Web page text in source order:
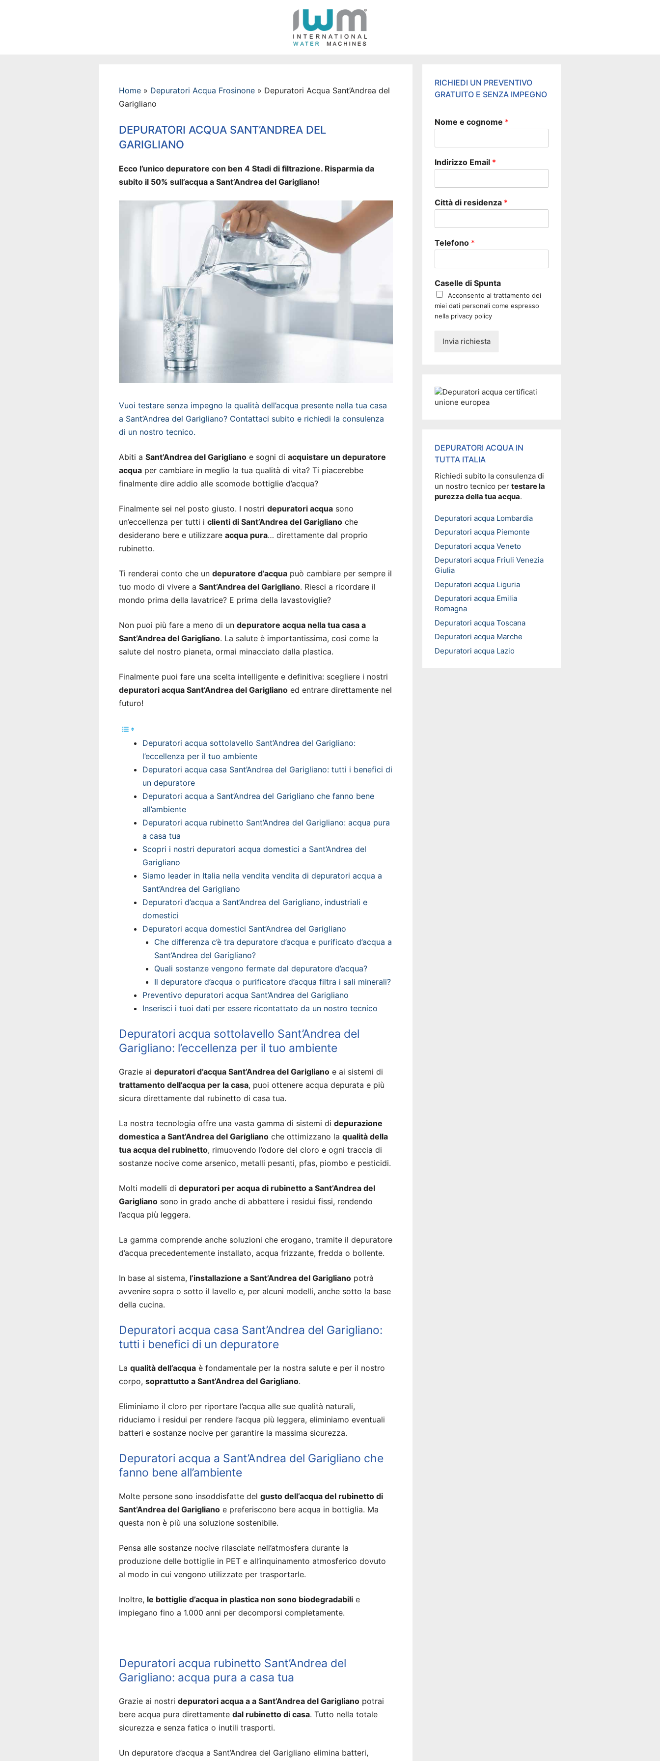
Home » Depuratori Acqua Frosinone » Depuratori Acqua Sant’Andrea del
Garigliano
DEPURATORI ACQUA SANT’ANDREA DEL
GARIGLIANO
Ecco l’unico depuratore con ben 4 Stadi di filtrazione. Risparmia da
subito il 50% sull’acqua a Sant’Andrea del Garigliano!
Vuoi testare senza impegno la qualità dell’acqua presente nella tua casa
a Sant’Andrea del Garigliano? Contattaci subito e richiedi la consulenza
di un nostro tecnico.
Abiti a Sant’Andrea del Garigliano e sogni di acquistare un depuratore
acqua per cambiare in meglio la tua qualità di vita? Ti piacerebbe
finalmente dire addio alle scomode bottiglie d’acqua?
Finalmente sei nel posto giusto. I nostri depuratori acqua sono
un’eccellenza per tutti i clienti di Sant’Andrea del Garigliano che
desiderano bere e utilizzare acqua pura… direttamente dal proprio
rubinetto.
Ti renderai conto che un depuratore d’acqua può cambiare per sempre il
tuo modo di vivere a Sant’Andrea del Garigliano. Riesci a ricordare il
mondo prima della lavatrice? E prima della lavastoviglie?
Non puoi più fare a meno di un depuratore acqua nella tua casa a
Sant’Andrea del Garigliano. La salute è importantissima, così come la
salute del nostro pianeta, ormai minacciato dalla plastica.
Finalmente puoi fare una scelta intelligente e definitiva: scegliere i nostri
depuratori acqua Sant’Andrea del Garigliano ed entrare direttamente nel
futuro!
Depuratori acqua sottolavello Sant’Andrea del Garigliano:
l’eccellenza per il tuo ambiente
Depuratori acqua casa Sant’Andrea del Garigliano: tutti i benefici di
un depuratore
Depuratori acqua a Sant’Andrea del Garigliano che fanno bene
all’ambiente
Depuratori acqua rubinetto Sant’Andrea del Garigliano: acqua pura
a casa tua
Scopri i nostri depuratori acqua domestici a Sant’Andrea del
Garigliano
Siamo leader in Italia nella vendita vendita di depuratori acqua a
Sant’Andrea del Garigliano
Depuratori d’acqua a Sant’Andrea del Garigliano, industriali e
domestici
Depuratori acqua domestici Sant’Andrea del Garigliano
Che differenza c’è tra depuratore d’acqua e purificato d’acqua a
Sant’Andrea del Garigliano?
Quali sostanze vengono fermate dal depuratore d’acqua?
Il depuratore d’acqua o purificatore d’acqua filtra i sali minerali?
Preventivo depuratori acqua Sant’Andrea del Garigliano
Inserisci i tuoi dati per essere ricontattato da un nostro tecnico
Depuratori acqua sottolavello Sant’Andrea del
Garigliano: l’eccellenza per il tuo ambiente
Grazie ai depuratori d’acqua Sant’Andrea del Garigliano e ai sistemi di
trattamento dell’acqua per la casa, puoi ottenere acqua depurata e più
sicura direttamente dal rubinetto di casa tua.
La nostra tecnologia offre una vasta gamma di sistemi di depurazione
domestica a Sant’Andrea del Garigliano che ottimizzano la qualità della
tua acqua del rubinetto, rimuovendo l’odore del cloro e ogni traccia di
sostanze nocive come arsenico, metalli pesanti, pfas, piombo e pesticidi.
Molti modelli di depuratori per acqua di rubinetto a Sant’Andrea del
Garigliano sono in grado anche di abbattere i residui fissi, rendendo
l’acqua più leggera.
La gamma comprende anche soluzioni che erogano, tramite il depuratore
d’acqua precedentemente installato, acqua frizzante, fredda o bollente.
In base al sistema, l’installazione a Sant’Andrea del Garigliano potrà
avvenire sopra o sotto il lavello e, per alcuni modelli, anche sotto la base
della cucina.
Depuratori acqua casa Sant’Andrea del Garigliano:
tutti i benefici di un depuratore
La qualità dell’acqua è fondamentale per la nostra salute e per il nostro
corpo, soprattutto a Sant’Andrea del Garigliano.
Eliminiamo il cloro per riportare l’acqua alle sue qualità naturali,
riduciamo i residui per rendere l’acqua più leggera, eliminiamo eventuali
batteri e sostanze nocive per garantire la massima sicurezza.
Depuratori acqua a Sant’Andrea del Garigliano che
fanno bene all’ambiente
Molte persone sono insoddisfatte del gusto dell’acqua del rubinetto di
Sant’Andrea del Garigliano e preferiscono bere acqua in bottiglia. Ma
questa non è più una soluzione sostenibile.
Pensa alle sostanze nocive rilasciate nell’atmosfera durante la
produzione delle bottiglie in PET e all’inquinamento atmosferico dovuto
al modo in cui vengono utilizzate per trasportarle.
Inoltre, le bottiglie d’acqua in plastica non sono biodegradabili e
impiegano fino a 1.000 anni per decomporsi completamente.
Depuratori acqua rubinetto Sant’Andrea del
Garigliano: acqua pura a casa tua
Grazie ai nostri depuratori acqua a a Sant’Andrea del Garigliano potrai
bere acqua pura direttamente dal rubinetto di casa. Tutto nella totale
sicurezza e senza fatica o inutili trasporti.
Un depuratore d’acqua a Sant’Andrea del Garigliano elimina batteri,
RICHIEDI UN PREVENTIVO
GRATUITO E SENZA IMPEGNO
Nome e cognome *
Indirizzo Email *
Città di residenza *
Telefono *
Caselle di Spunta
Acconsento al trattamento dei
miei dati personali come espresso
nella privacy policy
Invia richiesta
DEPURATORI ACQUA IN
TUTTA ITALIA
Richiedi subito la consulenza di
un nostro tecnico per testare la
purezza della tua acqua.
Depuratori acqua Lombardia
Depuratori acqua Piemonte
Depuratori acqua Veneto
Depuratori acqua Friuli Venezia
Giulia
Depuratori acqua Liguria
Depuratori acqua Emilia
Romagna
Depuratori acqua Toscana
Depuratori acqua Marche
Depuratori acqua Lazio